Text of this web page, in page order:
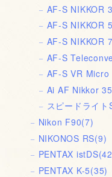
AF-S NIKKOR
AF-S NIKKOR
AF-S NIKKOR
AF-S
AF-S VR
Ai AF Nikkor
スピードライ
Nikon F90(7)
NIKONOS RS(9)
PENTAX istDS
PENTAX K-5(35)